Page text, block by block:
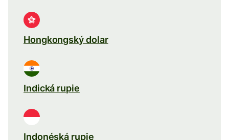
Hongkongský dolar
Indická rupie
Indonéská rupie